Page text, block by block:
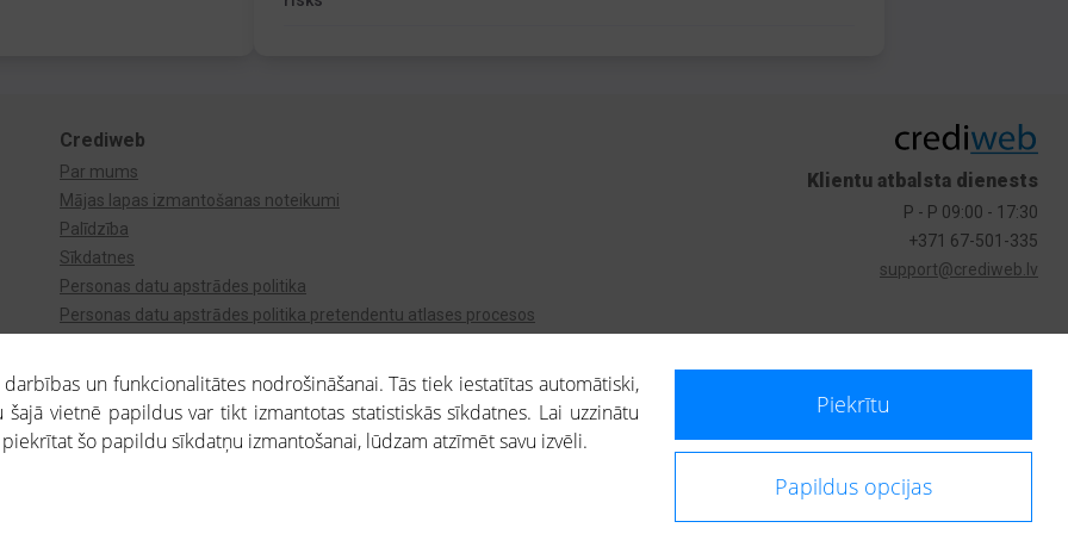
Crediweb
Par mums
Mājas lapas izmantošanas noteikumi
Palīdzība
Sīkdatnes
Personas datu apstrādes politika
Personas datu apstrādes politika pretendentu atlases procesos
Klientu atbalsta dienests
P - P 09:00 - 17:30
+371 67-501-335
support@crediweb.lv
ietvaros saņemtajai informācijai ir uzziņas raksturs, un tai nav juridiska spēka. Portāla lietotājs, izmantojot portālā saņemto informāciju, ir atbildīgs par fizisko
un funkcionalitātes nodrošināšanai. Tās tiek iestatītas automātiski,
vietnē papildus var tikt izmantotas statistiskās sīkdatnes. Lai uzzinātu
piekrītat šo papildu sīkdatņu izmantošanai, lūdzam atzīmēt savu izvēli.
Piekrītu
Papildus opcijas